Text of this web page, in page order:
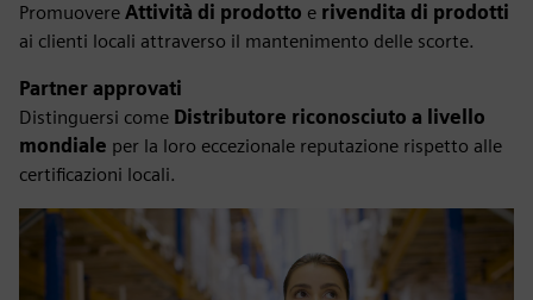
Promuovere Attività di prodotto e rivendita di prodotti
ai clienti locali attraverso il mantenimento delle scorte.
Partner approvati
Distinguersi come Distributore riconosciuto a livello
mondiale per la loro eccezionale reputazione rispetto alle
certificazioni locali.